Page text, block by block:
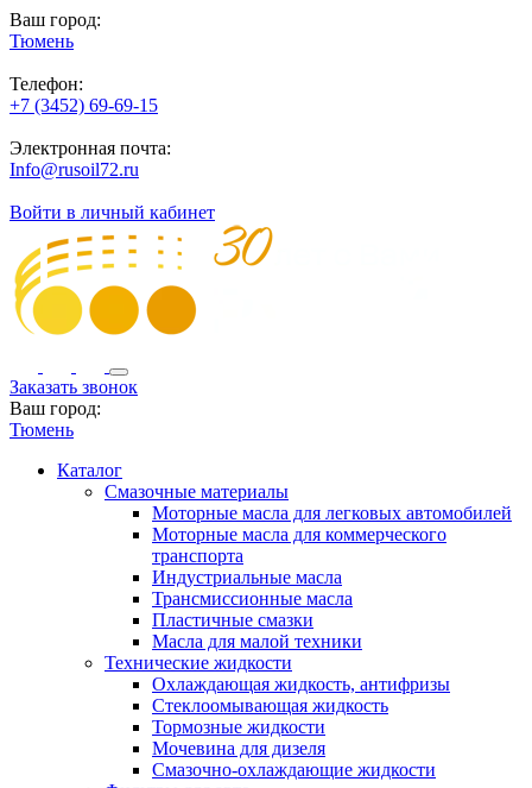
Ваш город:
Тюмень
Телефон:
+7 (3452) 69-69-15
Электронная почта:
Info@rusoil72.ru
Войти в личный кабинет
Заказать звонок
Ваш город:
Тюмень
Каталог
Смазочные материалы
Моторные масла для легковых автомобилей
Моторные масла для коммерческого
транспорта
Индустриальные масла
Трансмиссионные масла
Пластичные смазки
Масла для малой техники
Технические жидкости
Охлаждающая жидкость, антифризы
Стеклоомывающая жидкость
Тормозные жидкости
Мочевина для дизеля
Смазочно-охлаждающие жидкости